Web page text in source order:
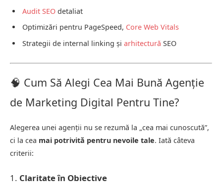
Audit SEO detaliat
Optimizări pentru PageSpeed, Core Web Vitals
Strategii de internal linking și arhitectură SEO
🧠 Cum Să Alegi Cea Mai Bună Agenție
de Marketing Digital Pentru Tine?
Alegerea unei agenții nu se rezumă la „cea mai cunoscută”,
ci la cea mai potrivită pentru nevoile tale. Iată câteva
criterii:
1. Claritate în Obiective